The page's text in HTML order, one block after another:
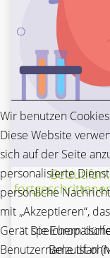
Die
Belzutifan
Wir benutzen Cookies
Diese Website
sich auf der Seite
personalisierte
persönliche
mit „Akzeptieren“,
Gerät speichern
Benutzername ist